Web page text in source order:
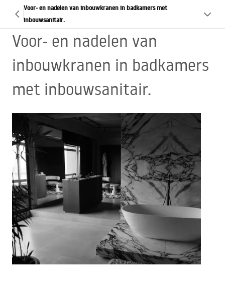
Voor- en nadelen van inbouwkranen in badkamers met
inbouwsanitair.
Voor- en nadelen van
inbouwkranen in badkamers
met inbouwsanitair.